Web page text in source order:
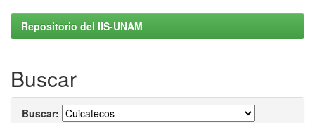
Repositorio del IIS-UNAM
Buscar
Buscar: